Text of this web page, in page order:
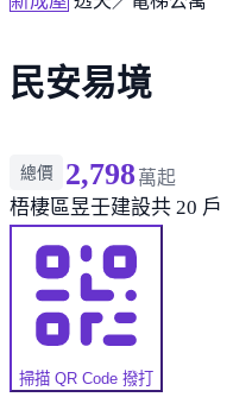
民安易境
總價 2,798 萬起
梧棲區昱壬建設共 20 戶
掃描 QR Code 撥打